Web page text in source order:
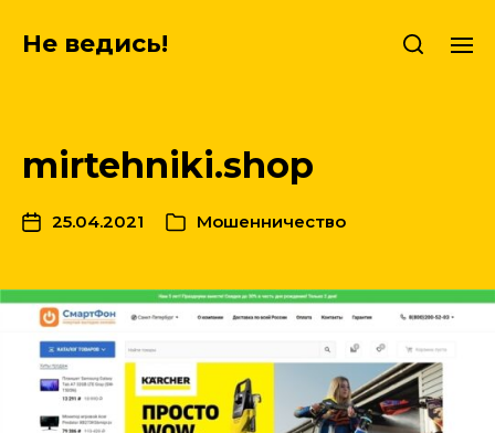
Не ведись!
mirtehniki.shop
25.04.2021 Мошенничество